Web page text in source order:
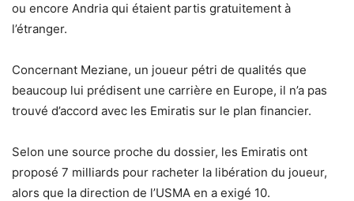
ou encore Andria qui étaient partis gratuitement à
l’étranger.
Concernant Meziane, un joueur pétri de qualités que
beaucoup lui prédisent une carrière en Europe, il n’a pas
trouvé d’accord avec les Emiratis sur le plan financier.
Selon une source proche du dossier, les Emiratis ont
proposé 7 milliards pour racheter la libération du joueur,
alors que la direction de l’USMA en a exigé 10.